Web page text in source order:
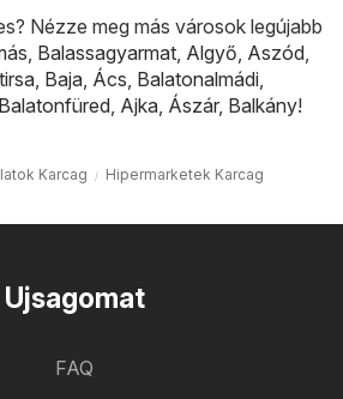
Nézze meg más városok legújabb
, Balassagyarmat, Algyő, Aszód,
, Baja, Ács, Balatonalmádi,
Balatonfüred, Ajka, Ászár, Balkány!
Karcag Hipermarketek Karcag
Ujsagomat
FAQ